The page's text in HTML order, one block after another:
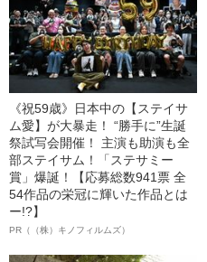
《祝59歳》日本中の【ステイサ
ム愛】が大暴走！ “勝手に”生誕
祭試写会開催！ 主演も助演も全
部ステイサム！「ステサミー
賞」爆誕！【応募総数941票 全
54作品の栄冠に輝いた作品とは
ー!?】
PR（（株）キノフィルムズ）